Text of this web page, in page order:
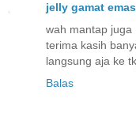
jelly gamat emas
wah mantap juga
terima kasih
langsung aja ke
Balas